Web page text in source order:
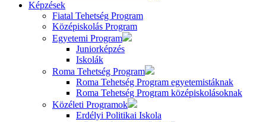
Képzések
Fiatal Tehetség Program
Középiskolás Program
Egyetemi Program
Juniorképzés
Iskolák
Roma Tehetség Program
Roma Tehetség Program egyetemistáknak
Roma Tehetség Program középiskolásoknak
Közéleti Programok
Erdélyi Politikai Iskola